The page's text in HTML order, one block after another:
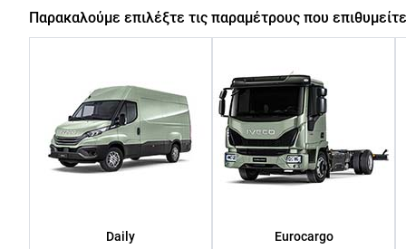
Παρακαλούμε επιλέξτε τις παραμέτρους που
Daily Eurocargo